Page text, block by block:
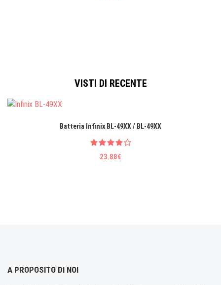
VISTI DI RECENTE
Batteria lnfinix BL-49XX / BL-49XX
23.88€
A PROPOSITO DI NOI